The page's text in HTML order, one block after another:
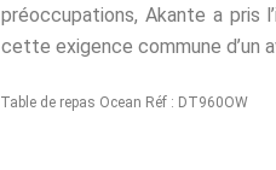
préoccupations, Akante a pris
cette exigence commune d’un
Table de repas Ocean Réf : DT960OW